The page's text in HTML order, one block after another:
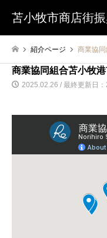
苫小牧市商店街
紹介ページ 商業協
商業協同組合苫小牧
2025.02.26 / 最終更新日